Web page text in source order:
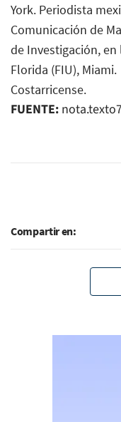
York. Periodista
Comunicación de
de Investigación,
Florida (FIU),
Costarricense.
FUENTE: nota.texto7
Compartir en: